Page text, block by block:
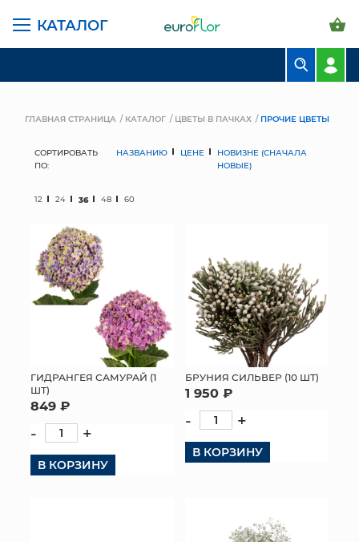
КАТАЛОГ
ГРУНТЫ И УДОБРЕНИЯ
ПРЕДМЕТЫ ИНТЕРЬЕРА
ВАЗЫ
МЯГКИЕ ИГРУШКИ
КОРЗИНЫ
ЯЩИКИ
ИСКУССТВЕННЫЕ ЦВЕТЫ
ГЛАВНАЯ СТРАНИЦА КАТАЛОГ ЦВЕТЫ В ПАЧКАХ ПРОЧИЕ ЦВЕТЫ
СОРТИРОВАТЬ
ПО:
НАЗВАНИЮ ЦЕНЕ
НОВИЗНЕ (СНАЧАЛА
НОВЫЕ)
12 24 36 48 60
ГИДРАНГЕЯ САМУРАЙ (1
ШТ)
849 ₽
- +
В КОРЗИНУ
БРУНИЯ СИЛЬВЕР (10 ШТ)
1 950 ₽
- +
В КОРЗИНУ